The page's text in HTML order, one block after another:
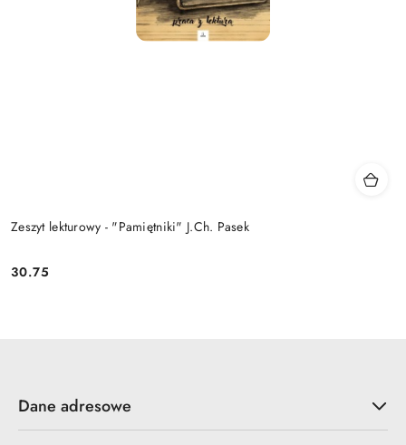
Zeszyt lekturowy - "Pamiętniki" J.Ch. Pasek
Cena:
30.75
Dane adresowe